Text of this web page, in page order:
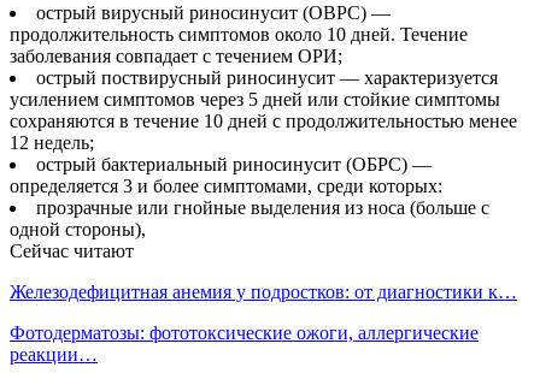
острый вирусный риносинусит (ОВРС) —
продолжительность симптомов около 10 дней. Течение
заболевания совпадает с течением ОРИ;
острый поствирусный риносинусит — характеризуется
усилением симптомов через 5 дней или стойкие симптомы
сохраняются в течение 10 дней с продолжительностью менее
12 недель;
острый бактериальный риносинусит (ОБРС) —
определяется 3 и более симптомами, среди которых:
прозрачные или гнойные выделения из носа (больше с
одной стороны),
Сейчас читают
Железодефицитная анемия у подростков: от диагностики к…
Фотодерматозы: фототоксические ожоги, аллергические
реакции…